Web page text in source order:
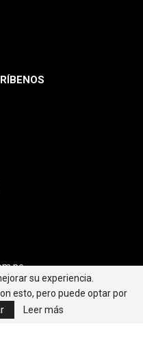
su experiencia.
esto, pero puede optar por
Leer más